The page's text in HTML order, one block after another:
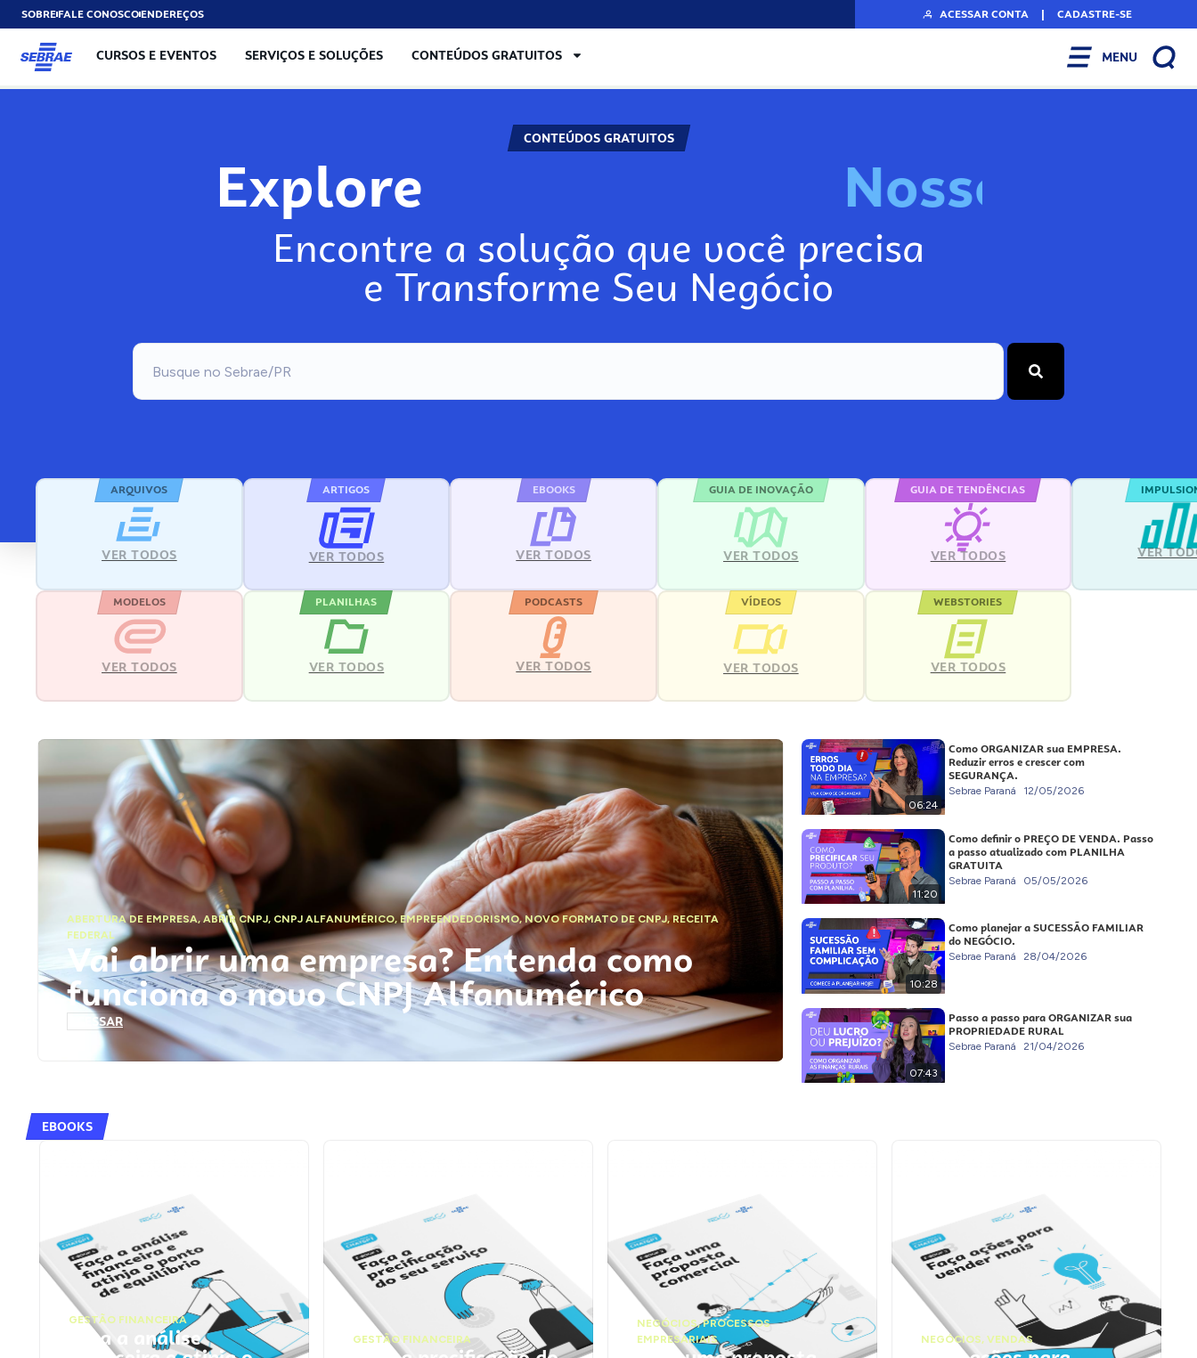
SOBREFALE CONOSCOENDEREÇOS ACESSAR CONTA | CADASTRE-SE
CURSOS E EVENTOS SERVIÇOS E SOLUÇÕES CONTEÚDOS GRATUITOS MENU
CONTEÚDOS GRATUITOS
Explore Nosso
Encontre a solução que você precisa
e Transforme Seu Negócio
ARQUIVOS
VER TODOS
ARTIGOS
VER TODOS
EBOOKS
VER TODOS
GUIA DE INOVAÇÃO
VER TODOS
GUIA DE TENDÊNCIAS
VER TODOS VER
MODELOS
VER TODOS
PLANILHAS
VER TODOS
PODCASTS
VER TODOS
VÍDEOS
VER TODOS
WEBSTORIES
VER TODOS
ABERTURA DE EMPRESA,ABRIR CNPJ, CNPJ ALFANUMÉRICO, EMPREENDEDORISMO,NOVO FORMATO DE CNPJ,RECEITA
FEDERAL
Vai abrir uma empresa? Entenda como
funciona o novo CNPJ Alfanumérico
ACESSAR
06:24
Como ORGANIZAR sua EMPRESA.
Reduzir erros e crescer com
SEGURANÇA.
Sebrae Paraná 12/05/2026
11:20
Como definir o PREÇO DE VENDA. Passo
a passo atualizado com PLANILHA
GRATUITA
Sebrae Paraná 05/05/2026
10:28
Como planejar a SUCESSÃO FAMILIAR
do NEGÓCIO.
Sebrae Paraná 28/04/2026
07:43
Passo a passo para ORGANIZAR sua
PROPRIEDADE RURAL
Sebrae Paraná 21/04/2026
EBOOKS
GESTÃO FINANCEIRA
Faça a análise GESTÃO FINANCEIRA
NEGÓCIOS,PROCESSOS
EMPRESARIAIS
NEGÓCIOS, VENDAS